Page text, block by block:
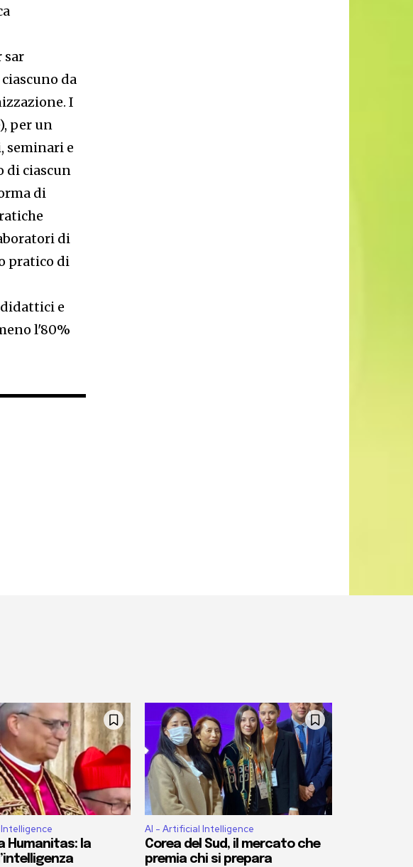
sar
da
I
per un
seminari e
di ciascun
di
di
pratico di
e
l'80%
Humanitas: la
AI - Artificial Intelligence
Corea del Sud, il mercato che
premia chi si prepara